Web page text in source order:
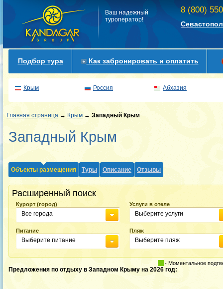
Ваш надежный
туроператор!
8 (800)
Подбор тура Как забронировать и оплатить
Крым Россия Абхазия
Главная страница → Крым → Западный Крым
Западный Крым
Объекты размещения Туры Описание Отзывы
Расширенный поиск
Курорт (город)
Все города
Услуги в отеле
Выберите услуги
Питание
Выберите питание
Пляж
Выберите пляж
- Моментальное
Предложения по отдыху в Западном Крыму на 2026 год: